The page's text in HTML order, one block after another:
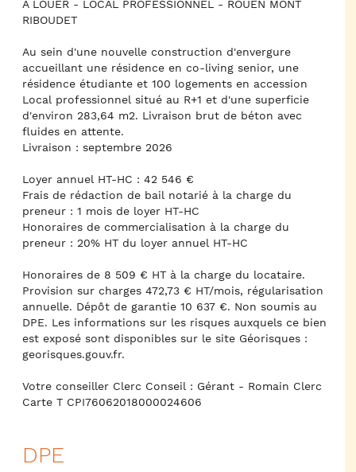
A LOUER - LOCAL PROFESSIONNEL - ROUEN MONT
RIBOUDET
Au sein d'une nouvelle construction d'envergure
accueillant une résidence en co-living senior, une
résidence étudiante et 100 logements en accession
Local professionnel situé au R+1 et d'une superficie
d'environ 283,64 m2. Livraison brut de béton avec
fluides en attente.
Livraison : septembre 2026
Loyer annuel HT-HC : 42 546 €
Frais de rédaction de bail notarié à la charge du
preneur : 1 mois de loyer HT-HC
Honoraires de commercialisation à la charge du
preneur : 20% HT du loyer annuel HT-HC
Honoraires de 8 509 € HT à la charge du locataire.
Provision sur charges 472,73 € HT/mois, régularisation
annuelle. Dépôt de garantie 10 637 €. Non soumis au
DPE. Les informations sur les risques auxquels ce bien
est exposé sont disponibles sur le site Géorisques :
georisques.gouv.fr.
Votre conseiller Clerc Conseil : Gérant - Romain Clerc
Carte T CPI76062018000024606
DPE